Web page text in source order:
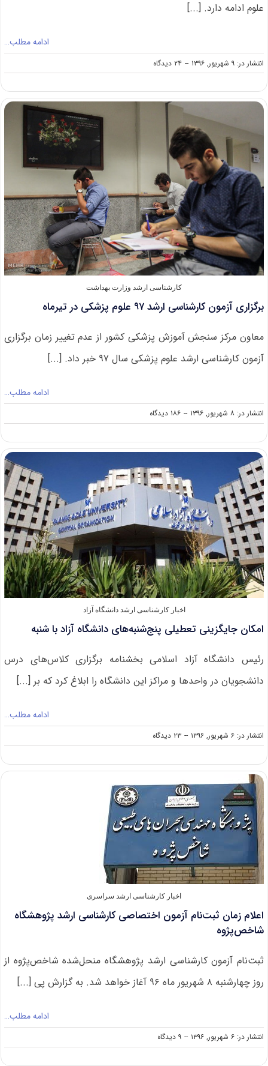
علوم ادامه دارد. [...]
ادامه مطلب…
انتشار در: ۹ شهریور, ۱۳۹۶ -- ۲۴ دیدگاه
on
ادامه
رشته‌های
کارشناسی ارشد وزارت بهداشت
برگزاری آزمون‌ کارشناسی ارشد ۹۷ علوم پزشکی در تیرماه
معاون مرکز سنجش آموزش پزشکی کشور از عدم تغییر زمان برگزاری
آزمون‌ کارشناسی ارشد علوم پزشکی سال ۹۷ خبر داد. [...]
ادامه مطلب…
انتشار در: ۸ شهریور, ۱۳۹۶ -- ۱۸۶ دیدگاه
on
برگزاری
کارشناسی
۹۷
علوم
پزشکی
تیرماه
اخبار کارشناسی ارشد دانشگاه آزاد
امکان جایگزینی تعطیلی پنج‌شنبه‌های دانشگاه آزاد با شنبه
رئیس دانشگاه آزاد اسلامی بخشنامه‌ برگزاری کلاس‌های درس
دانشجویان در واحدها و مراکز این دانشگاه را ابلاغ کرد که بر [...]
ادامه مطلب…
انتشار در: ۶ شهریور, ۱۳۹۶ -- ۲۳ دیدگاه
on
امکان
تعطیلی
دانشگاه
با
شنبه
اخبار کارشناسی ارشد سراسری
اعلام زمان ثبت‌نام آزمون اختصاصی کارشناسی ارشد پژوهشگاه
شاخص‌پژوه
ثبت‌نام آزمون کارشناسی ارشد پژوهشگاه منحل‌شده شاخص‌پژوه از
روز چهارشنبه ۸ شهریور ماه ۹۶ آغاز خواهد شد. به گزارش پی [...]
ادامه مطلب…
انتشار در: ۶ شهریور, ۱۳۹۶ -- ۹ دیدگاه
on
اعلام